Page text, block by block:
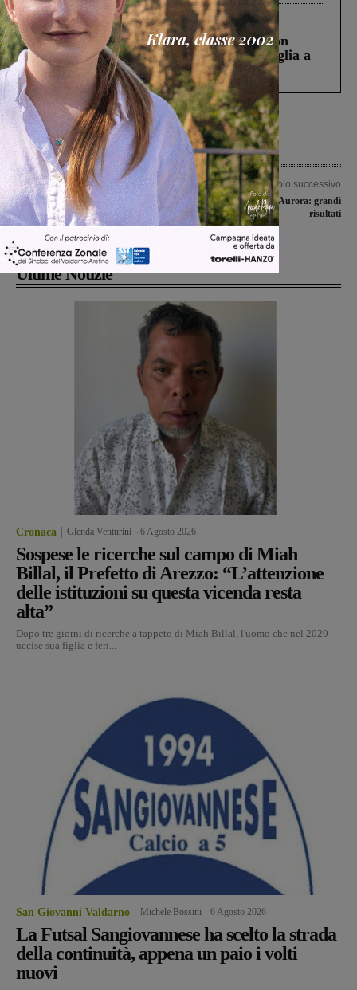
Cronaca 3 Agosto 2026
Scomparso da una struttura di Castiglion
Fiorentino l’uomo che aveva ucciso la figlia a
Levane nel 2020
Articolo precedente
Urbanistica: “Obiettivo, favorire
l’economia del territorio ed ampliare
la capacità turistico ricettiva”
Articolo successivo
Società ginnastica Aurora: grandi
risultati
Ultime Notizie
Cronaca Glenda Venturini 6 Agosto 2026
Sospese le ricerche sul campo di Miah
Billal, il Prefetto di Arezzo: “L’attenzione
delle istituzioni su questa vicenda resta
alta”
Dopo tre giorni di ricerche a tappeto di Miah Billal, l'uomo che nel 2020
uccise sua figlia e ferì...
San Giovanni Valdarno Michele Bossini 6 Agosto 2026
La Futsal Sangiovannese ha scelto la strada
della continuità, appena un paio i volti
nuovi